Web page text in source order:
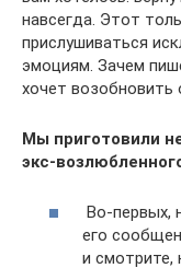
навсегда. Этот
прислушиваться
эмоциям. Зачем
хочет возобновить
Мы приготовили
экс-
Во-первых,
его
и смотрите,